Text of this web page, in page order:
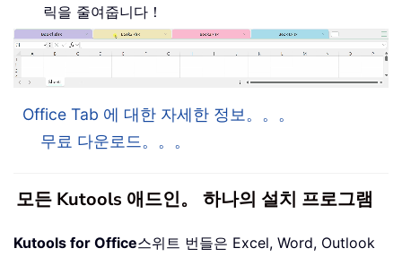
릭을 줄여줍니다！
Office Tab 에 대한 자세한 정보。。。
무료 다운로드。。。
모든 Kutools 애드인。 하나의 설치 프로그램
Kutools for Office스위트 번들은 Excel, Word, Outlook